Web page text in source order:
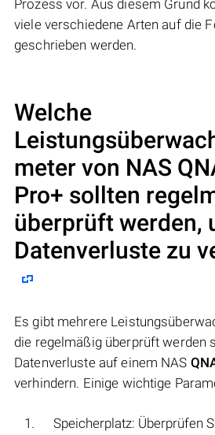
Prozess vor. Aus diesem Grund
viele verschiedene Arten auf die
geschrieben werden.
Welche
meter von NAS
Pro+ sollten
überprüft werden,
Datenverluste zu
Es gibt mehrere
die regelmäßig überprüft werden
Datenverluste auf einem NAS
verhindern. Einige wichtige
Speicherplatz: Überprüfen